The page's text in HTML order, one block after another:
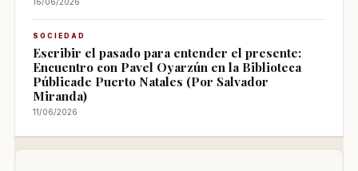
SOCIEDAD
Escribir el pasado para entender el presente:
Encuentro con Pavel Oyarzún en la Biblioteca
Públicade Puerto Natales (Por Salvador
Miranda)
11/06/2026